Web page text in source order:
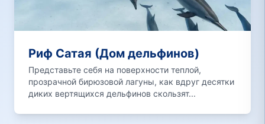
Риф Сатая (Дом дельфинов)
Представьте себя на поверхности теплой,
прозрачной бирюзовой лагуны, как вдруг десятки
диких вертящихся дельфинов скользят...